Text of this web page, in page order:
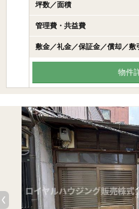
坪数／面積
管理費・共益費
敷金／礼金／保証金／償却／敷
物件